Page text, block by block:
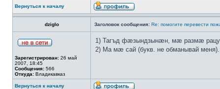
Вернуться к началу
dziglo Заголовок сообщения: Re: помогите перевести
Зарегистрирован: 26 май
2007, 18:45
Сообщения: 566
Откуда: Владикавказ
1) Тагъд фæзындзынæн, мæ размæ
2) Ма мæ сай (букв. не обманывай меня).
Вернуться к началу